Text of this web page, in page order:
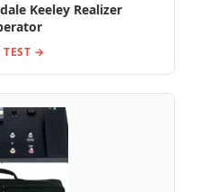
Keeley Realizer
TEST →